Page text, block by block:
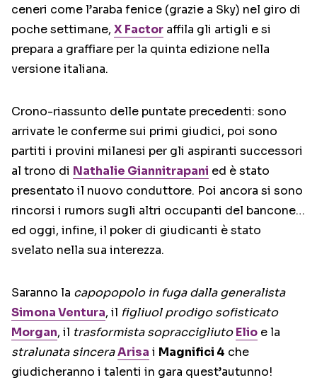
ceneri come l’araba fenice (grazie a Sky) nel giro di
poche settimane, X Factor affila gli artigli e si
prepara a graffiare per la quinta edizione nella
versione italiana.
Crono-riassunto delle puntate precedenti: sono
arrivate le conferme sui primi giudici, poi sono
partiti i provini milanesi per gli aspiranti successori
al trono di Nathalie Giannitrapani ed è stato
presentato il nuovo conduttore. Poi ancora si sono
rincorsi i rumors sugli altri occupanti del bancone…
ed oggi, infine, il poker di giudicanti è stato
svelato nella sua interezza.
Saranno la capopopolo in fuga dalla generalista
Simona Ventura, il figliuol prodigo sofisticato
Morgan, il trasformista sopraccigliuto Elio e la
stralunata sinceraArisa i Magnifici 4 che
giudicheranno i talenti in gara quest’autunno!